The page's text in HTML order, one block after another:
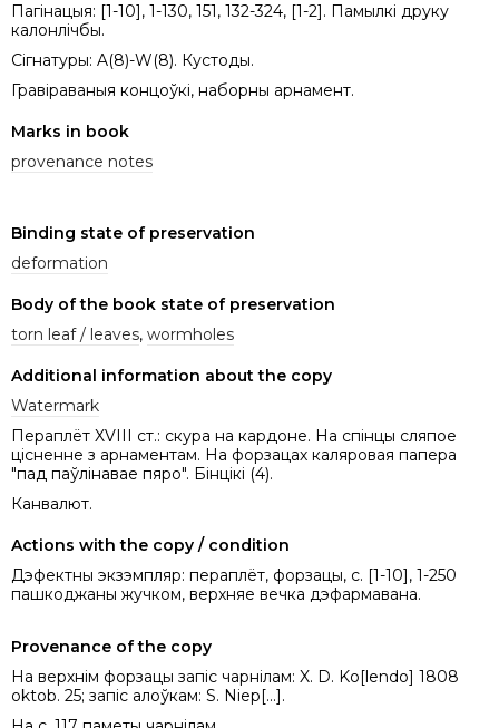
Пагінацыя: [1-10], 1-130, 151, 132-324, [1-2]. Памылкі друку
калонлічбы.
Сігнатуры: A(8)-W(8). Кустоды.
Гравіраваныя концоўкі, наборны арнамент.
Marks in book
provenance notes
Binding state of preservation
deformation
Body of the book state of preservation
torn leaf / leaves, wormholes
Additional information about the copy
Watermark
Пераплёт XVIII ст.: скура на кардоне. На спінцы сляпое
цісненне з арнаментам. На форзацах каляровая папера
"пад паўлінавае пяро". Бінцікі (4).
Канвалют.
Actions with the copy / condition
Дэфектны экзэмпляр: пераплёт, форзацы, с. [1-10], 1-250
пашкоджаны жучком, верхняе вечка дэфармавана.
Provenance of the copy
На верхнім форзацы запіс чарнілам: X. D. Ko[lendo] 1808
oktob. 25; запіс алоўкам: S. Niep[...].